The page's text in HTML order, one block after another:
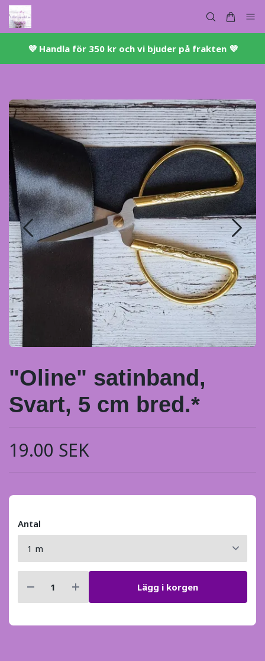
💜 ​Handla för 350 kr och vi bjuder på frakten 💜​
"Oline" satinband,
Svart, 5 cm bred.*
19.00 SEK
Antal
Lägg i korgen